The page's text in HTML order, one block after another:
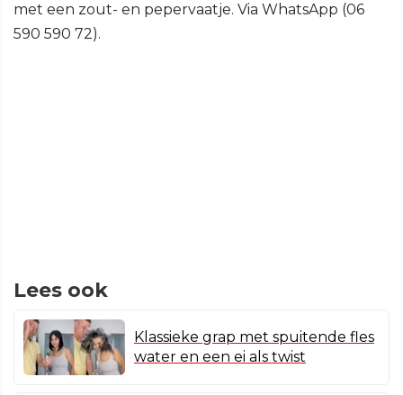
met een zout- en pepervaatje. Via WhatsApp (06
590 590 72).
Lees ook
Klassieke grap met spuitende fles
water en een ei als twist